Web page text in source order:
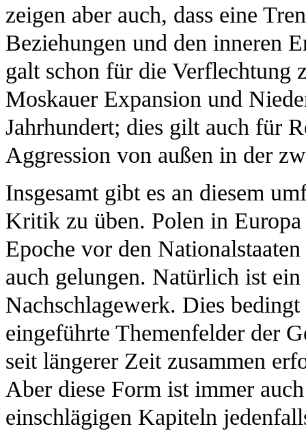
zeigen aber auch, dass eine
Beziehungen und den inneren
galt schon für die Verflechtung
Moskauer Expansion und
Jahrhundert; dies gilt auch für
Aggression von außen in der
Insgesamt gibt es an diesem
Kritik zu üben. Polen in
Epoche vor den
auch gelungen. Natürlich ist
Nachschlagewerk. Dies
eingeführte Themenfelder der
seit längerer Zeit zusammen
Aber diese Form ist immer
einschlägigen Kapiteln